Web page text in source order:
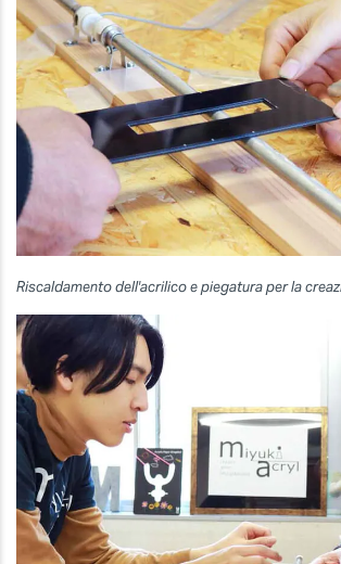
Riscaldamento dell'acrilico e piegatura per la